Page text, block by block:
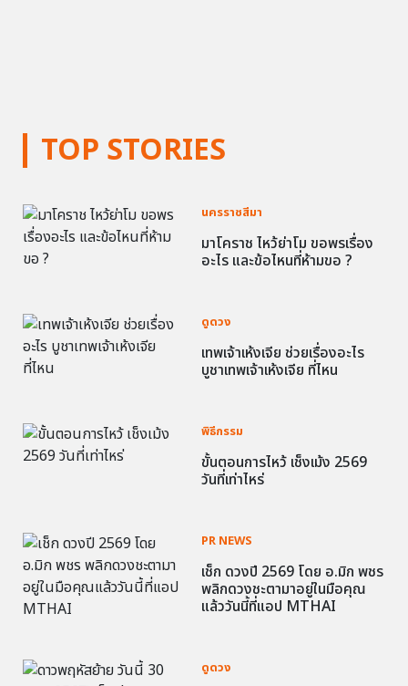
TOP STORIES
นครราชสีมา
มาโคราช ไหว้ย่าโม ขอพรเรื่อง
อะไร และข้อไหนที่ห้ามขอ ?
ดูดวง
เทพเจ้าเห้งเจีย ช่วยเรื่องอะไร
บูชาเทพเจ้าเห้งเจีย ที่ไหน
พิธีกรรม
ขั้นตอนการไหว้ เช็งเม้ง 2569
วันที่เท่าไหร่
PR NEWS
เช็ก ดวงปี 2569 โดย อ.มิก พชร
พลิกดวงชะตามาอยู่ในมือคุณ
แล้ววันนี้ที่แอป MTHAI
ดูดวง